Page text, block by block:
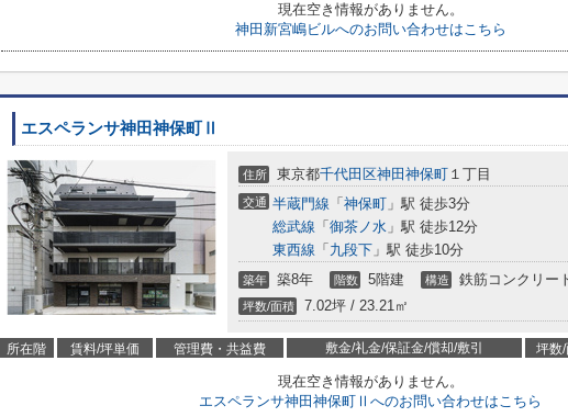
現在空き情報がありません。
神田新宮嶋ビルへのお問い合わせはこちら
エスペランサ神田神保町Ⅱ
住所 東京都千代田区神田神保町 １丁目
交通 半蔵門線 「 神保町 」駅 徒歩3分
総武線 「 御茶ノ水 」駅 徒歩12分
東西線 「 九段下 」駅 徒歩10分
築年 築8年 階数 5階建 構造 鉄筋コンクリー
坪数/面積 7.02坪 / 23.21㎡
所在階 賃料/坪単価 管理費・共益費 敷金/礼金/保証金/償却/敷引 坪数
現在空き情報がありません。
エスペランサ神田神保町Ⅱへのお問い合わせはこちら